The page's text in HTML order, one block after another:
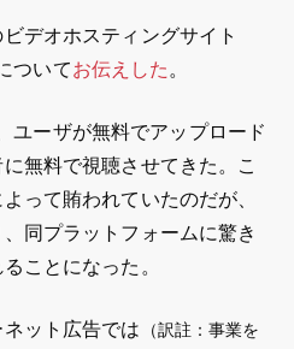
デオホスティングサイト
ついてお伝えした。
ユーザが無料でアップロード
無料で視聴させてきた。こ
って賄われていたのだが、
同プラットフォームに驚き
ことになった。
ット広告では （訳註：事業を